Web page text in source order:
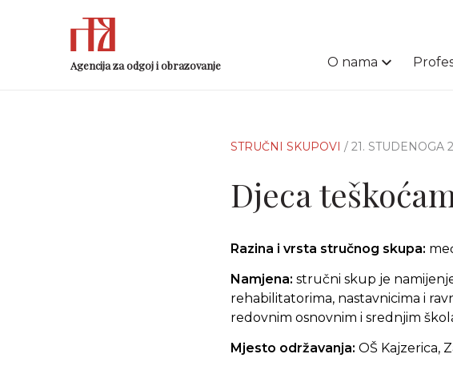
Agencija za odgoj i obrazovanje O nama
STRUČNI SKUPOVI / 21. STUDENOGA
Djeca
Razina i vrsta stručnog skupa:
Namjena: stručni skup je
rehabilitatorima, nastavnicima i
redovnim osnovnim i srednjim
Mjesto održavanja: OŠ Kajzerica,